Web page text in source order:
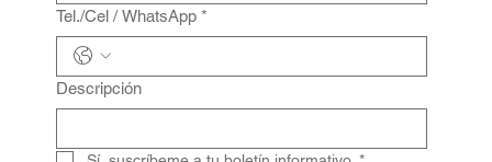
Tel./Cel / WhatsApp *
Descripción